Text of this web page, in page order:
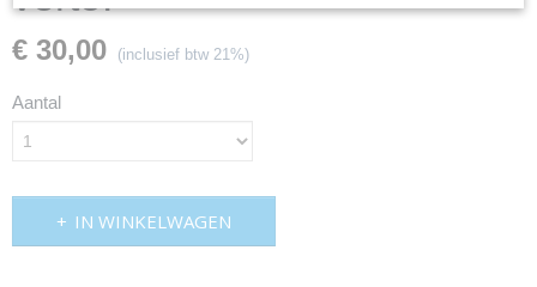
€ 30,00 (inclusief btw 21%)
Aantal
IN WINKELWAGEN